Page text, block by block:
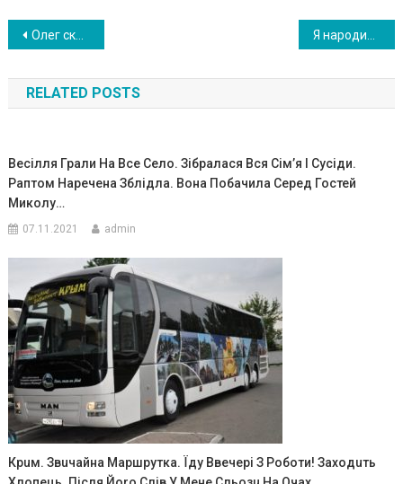
Навигация
по
записям
Олег сказав дружині, мовляв їде в місто, а через пару годин потихеньку повернувся. Зайшов в хату і побачив щось неймовірне
RELATED POSTS
Весілля Грали На Все Село. Зібралася Вся Сім’я І Сусіди.
Раптом Наречена Зблідла. Вона Побачила Серед Гостей
Миколу…
07.11.2021 admin
Кpuм. Звuчайна Маршрутка. Їду Ввечері З Роботи! Заходuть